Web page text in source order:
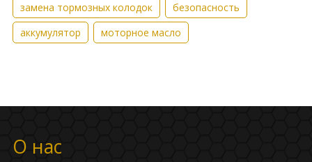
замена тормозных колодок
безопасность
аккумулятор
моторное масло
О нас